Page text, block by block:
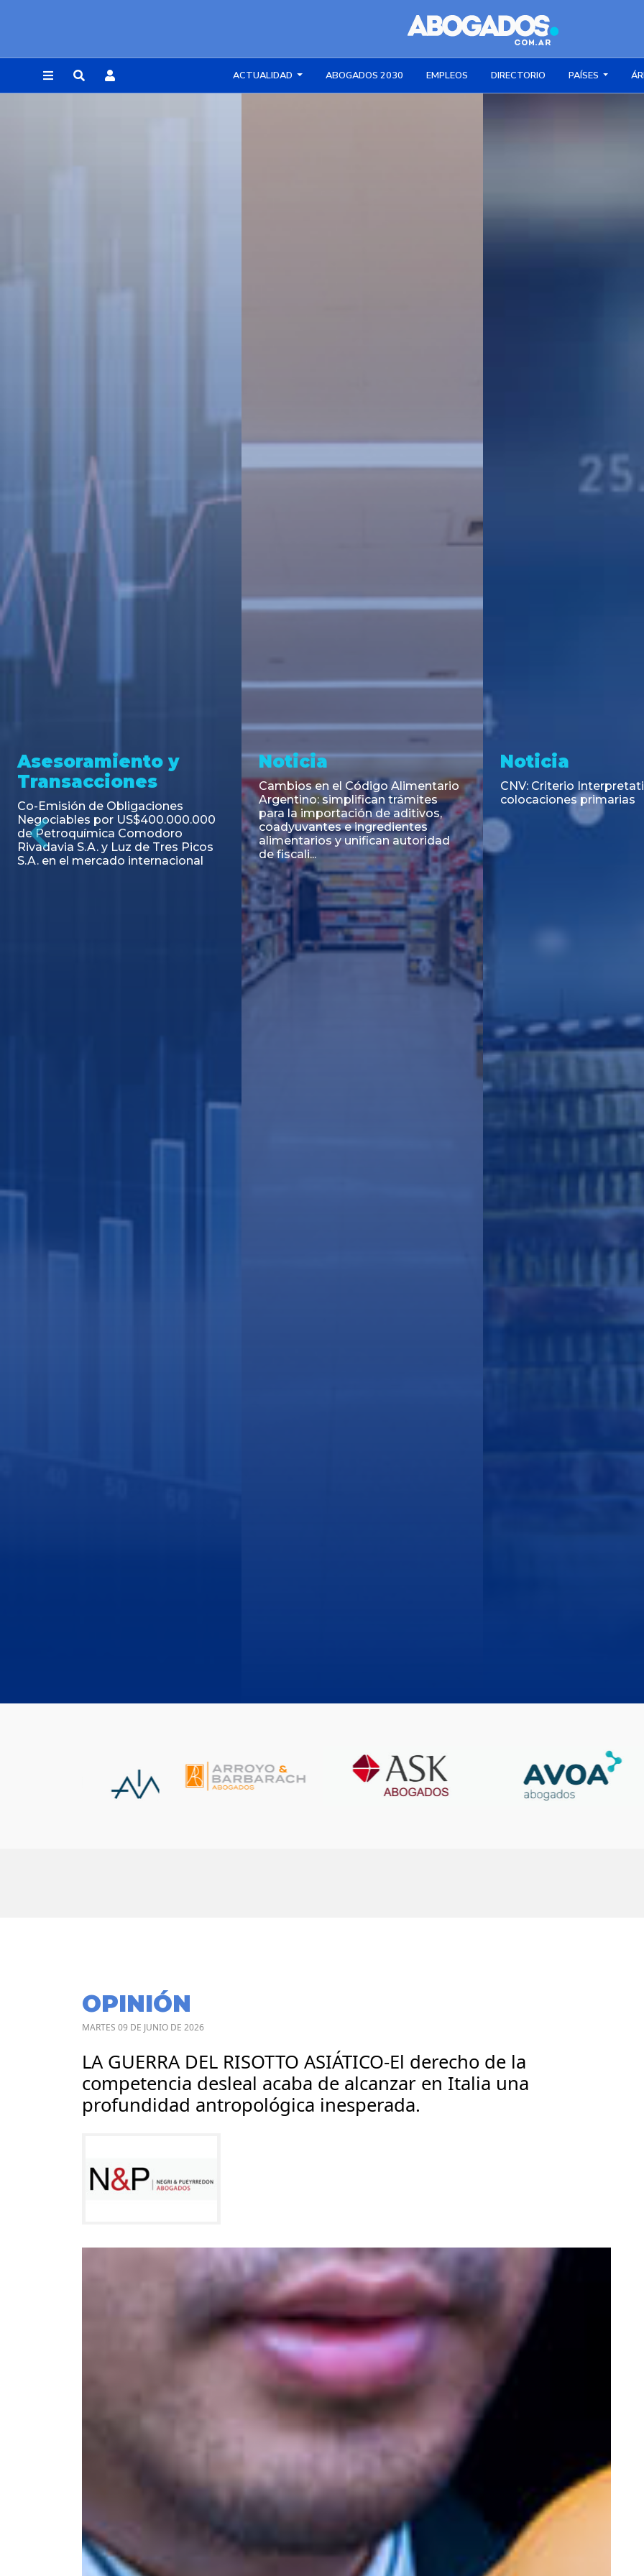
ACTUALIDAD ABOGADOS 2030 EMPLEOS DIRECTORIO PAÍSES
Opinión
Evolución legislativa del tema
aportes y contribuciones solidarial
al sindicato
Fallo
Amparo por mora. Devolución
Impuesto País. Demora excesiva.
Asesoramiento
Transacciones
DLA Piper Argentina y
Funes de Rioja
emisión de Títulos de
Pública Adicionales de
Previous
OPINIÓN
MARTES 09 DE JUNIO DE 2026
LA GUERRA DEL RISOTTO ASIÁTICO-El derecho de la
competencia desleal acaba de alcanzar en Italia una
profundidad antropológica inesperada.